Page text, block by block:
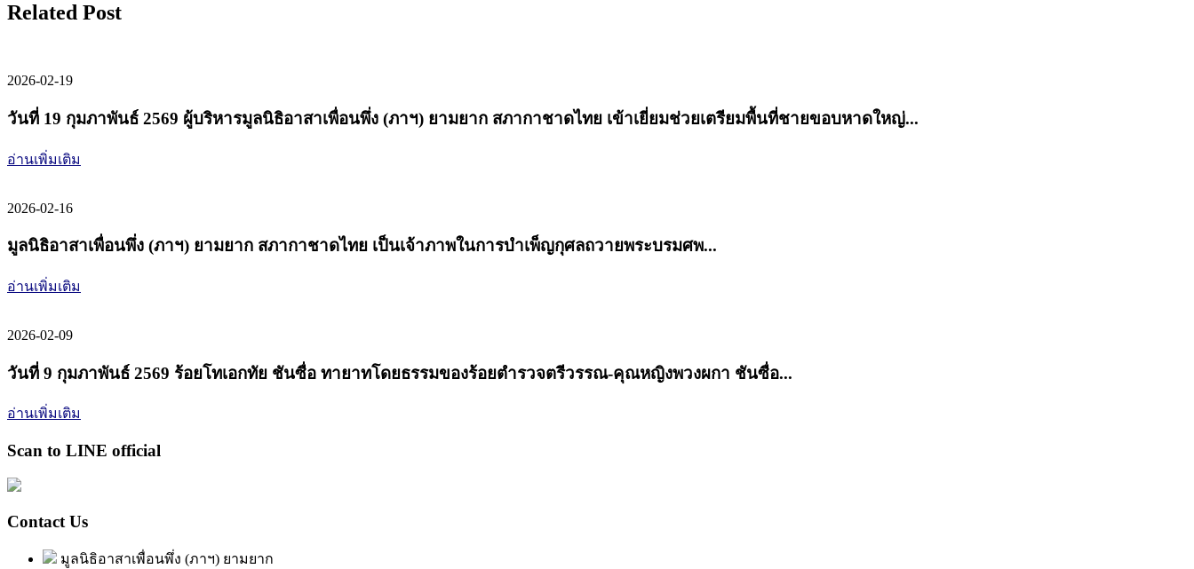
Related Post
2026-02-19
วันที่ 19 กุมภาพันธ์ 2569 ผู้บริหารมูลนิธิอาสาเพื่อนพึ่ง (ภาฯ) ยามยาก สภากาชาดไทย เข้าเยี่ยมช่วยเตรียมพื้นที่ชายขอบหาดใหญ่...
อ่านเพิ่มเติม
2026-02-16
มูลนิธิอาสาเพื่อนพึ่ง (ภาฯ) ยามยาก สภากาชาดไทย เป็นเจ้าภาพในการบำเพ็ญกุศลถวายพระบรมศพ...
อ่านเพิ่มเติม
2026-02-09
วันที่ 9 กุมภาพันธ์ 2569 ร้อยโทเอกทัย ชันซื่อ ทายาทโดยธรรมของร้อยตำรวจตรีวรรณ-คุณหญิงพวงผกา ชันซื่อ...
อ่านเพิ่มเติม
Scan to LINE official
Contact Us
มูลนิธิอาสาเพื่อนพึ่ง (ภาฯ) ยามยาก